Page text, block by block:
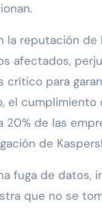
la reputación de
afectados,
crítico para
el cumplimiento
20% de las
de
fuga de datos,
que no se